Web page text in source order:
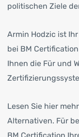
politischen Ziele
Armin Hodzic ist
bei BM
Ihnen die Für und
Lesen Sie hier
Alternativen. Für